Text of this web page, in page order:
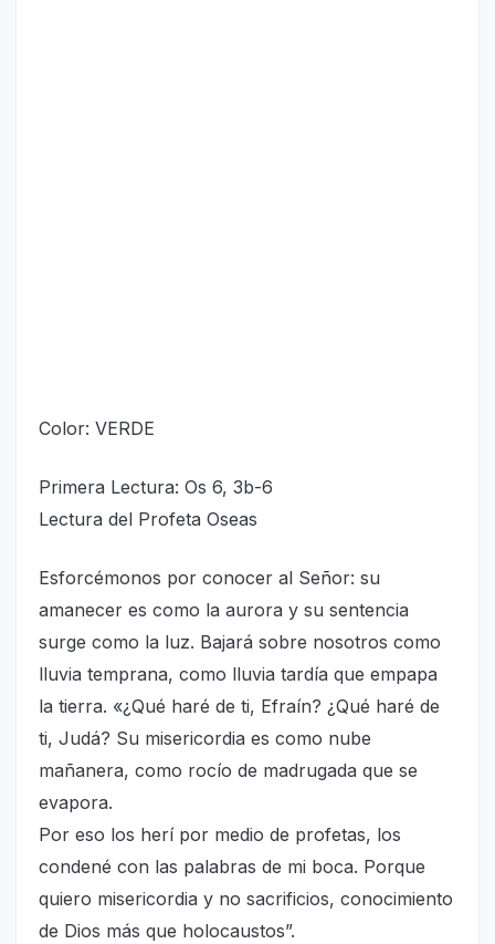
Color: VERDE
Primera Lectura: Os 6, 3b-6
Lectura del Profeta Oseas
Esforcémonos por conocer al Señor: su
amanecer es como la aurora y su sentencia
surge como la luz. Bajará sobre nosotros como
lluvia temprana, como lluvia tardía que empapa
la tierra. «¿Qué haré de ti, Efraín? ¿Qué haré de
ti, Judá? Su misericordia es como nube
mañanera, como rocío de madrugada que se
evapora.
Por eso los herí por medio de profetas, los
condené con las palabras de mi boca. Porque
quiero misericordia y no sacrificios, conocimiento
de Dios más que holocaustos”.